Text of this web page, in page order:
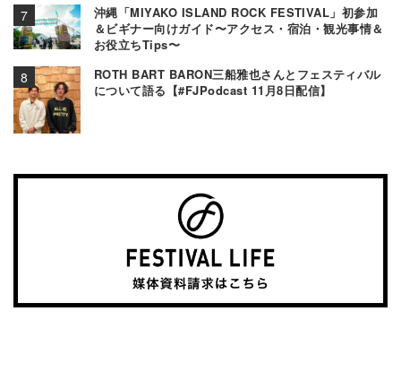
沖縄「MIYAKO ISLAND ROCK FESTIVAL」初参加
＆ビギナー向けガイド〜アクセス・宿泊・観光事情＆
お役立ちTips〜
ROTH BART BARON三船雅也さんとフェスティバル
について語る【#FJPodcast 11月8日配信】